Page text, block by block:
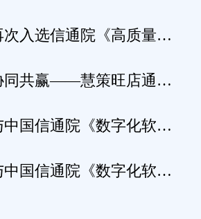
入选信通院《高质量数
服务全景图》
同共赢——慧策旺店通生
圆满举办
国信通院《数字化软件
》规范编制工作
国信通院《数字化软件
》规范编制工作